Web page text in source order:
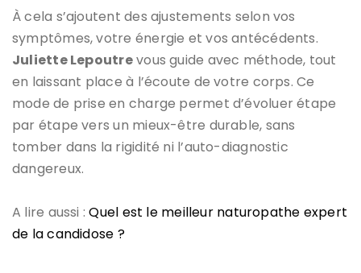
À cela s’ajoutent des ajustements selon vos
symptômes, votre énergie et vos antécédents.
Juliette Lepoutrevous guide avec méthode, tout
en laissant place à l’écoute de votre corps. Ce
mode de prise en charge permet d’évoluer étape
par étape vers un mieux-être durable, sans
tomber dans la rigidité ni l’auto-diagnostic
dangereux.
A lire aussi :Quel est le meilleur naturopathe expert
de la candidose ?